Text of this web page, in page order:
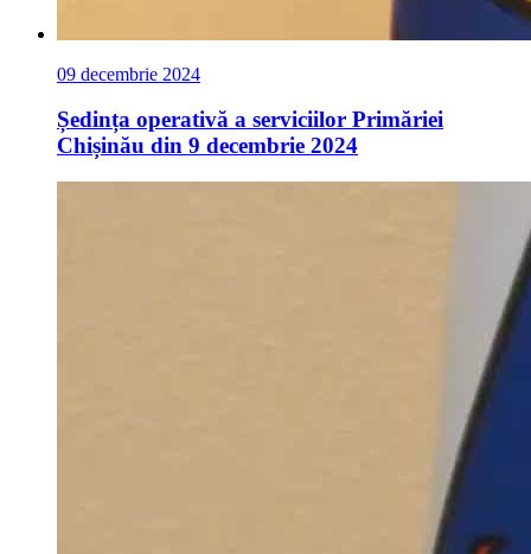
09 decembrie 2024
Ședința operativă a serviciilor Primăriei
Chișinău din 9 decembrie 2024